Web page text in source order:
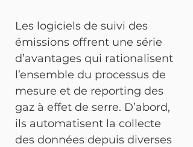
Les logiciels de suivi des
émissions offrent une série
d’avantages qui rationalisent
l’ensemble du processus de
mesure et de reporting des
gaz à effet de serre. D’abord,
ils automatisent la collecte
des données depuis diverses